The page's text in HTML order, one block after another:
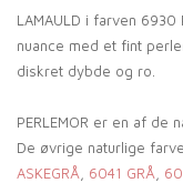
LAMAULD i farven 6930
nuance med et fint
diskret dybde og ro.
PERLEMOR er en af
De øvrige naturlige
ASKEGRÅ
6041 GRÅ